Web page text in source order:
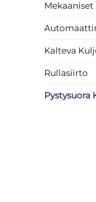
Kalteva
Rullasiirto
Pystysuora